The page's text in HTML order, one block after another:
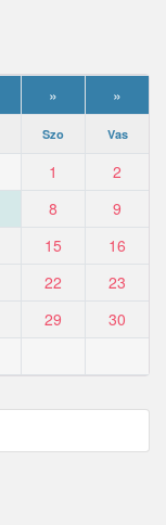
» »
Szo Vas
1
2
8
9
15
16
22
23
29
30